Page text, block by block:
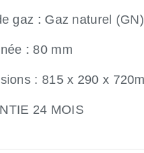
gaz : Gaz naturel
: 80 mm
: 815 x 290 x
24 MOIS